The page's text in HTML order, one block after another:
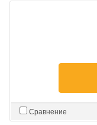
Сравнение